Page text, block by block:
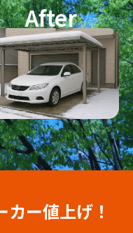
After
ー値上げ！